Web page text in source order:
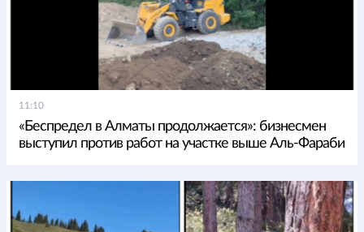
11:10
«Беспредел в Алматы продолжается»: бизнесмен
выступил против работ на участке выше Аль-Фараби